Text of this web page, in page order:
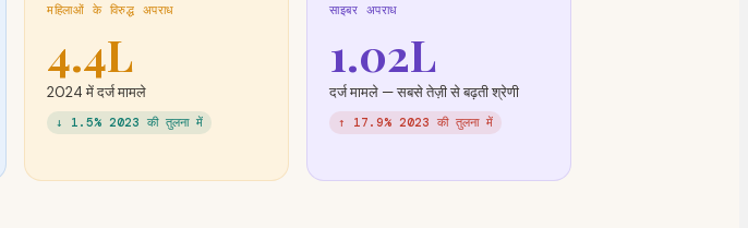
महिलाओं के विरुद्ध अपराध
4.4L
2024 में दर्ज मामले
↓ 1.5% 2023 की तुलना में
साइबर अपराध
1.02L
दर्ज मामले — सबसे तेज़ी से बढ़ती श्रेणी
↑ 17.9% 2023 की तुलना में